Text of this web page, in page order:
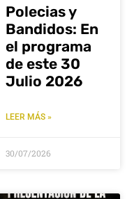
Polecias y
Bandidos: En
el programa
de este 30
Julio 2026
LEER MÁS »
30/07/2026